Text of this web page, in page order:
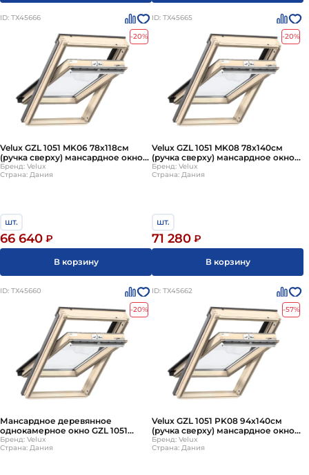
ID: ТХ45666
-20%
Velux GZL 1051 MK06 78х118см
(ручка сверху) мансардное окно
деревянное однокамерное
(Велюкс)
Бренд: Velux
Страна: Дания
шт.
66 640 ₽
В корзину
ID: ТХ45665
-20%
Velux GZL 1051 MK08 78х140см
(ручка сверху) мансардное окно
деревянное однокамерное
(Велюкс)
Бренд: Velux
Страна: Дания
шт.
71 280 ₽
В корзину
ID: ТХ45660
-20%
Мансардное деревянное
однокамерное окно GZL 1051
MK10 78х160 см (ручка сверху)
Velux (Велюкс)
Бренд: Velux
Страна: Дания
ID: ТХ45662
-57%
Velux GZL 1051 PK08 94х140см
(ручка сверху) мансардное окно
деревянное однокамерное
(Велюкс)
Бренд: Velux
Страна: Дания